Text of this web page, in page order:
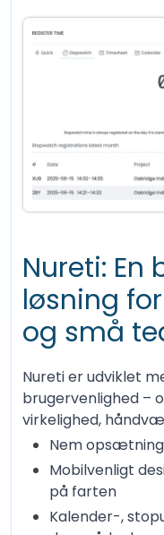
Nureti: En
løsning
og små
Nureti er udviklet
brugervenlighed –
virkelighed,
Nem
Mobilvenligt
på farten
Kalender-,